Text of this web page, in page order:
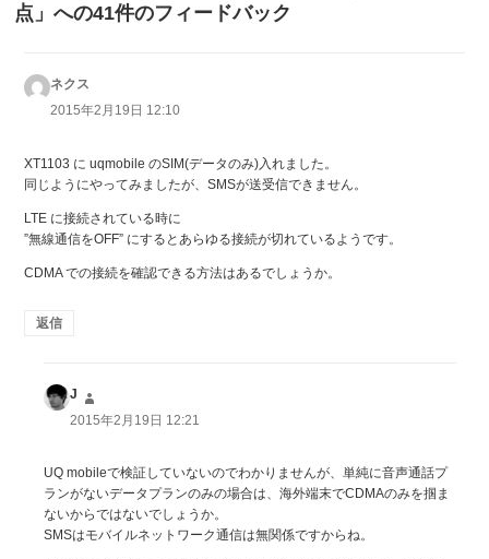
点」への41件のフィードバック
ネクス
り:
2015年2月19日 12:10
XT1103 に uqmobile のSIM(データのみ)入れました。
同じようにやってみましたが、SMSが送受信できません。
LTE に接続されている時に
”無線通信をOFF” にするとあらゆる接続が切れているようです。
CDMA での接続を確認できる方法はあるでしょうか。
返信
J
り:
2015年2月19日 12:21
UQ mobileで検証していないのでわかりませんが、単純に音声通話プ
ランがないデータプランのみの場合は、海外端末でCDMAのみを掴ま
ないからではないでしょうか。
SMSはモバイルネットワーク通信は無関係ですからね。